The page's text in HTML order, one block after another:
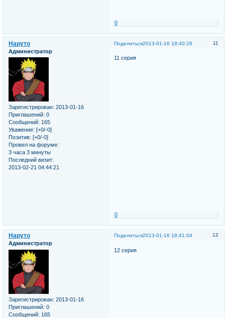
0
Поделиться 11
2013-01-16 18:40:28
Наруто
Администратор
Зарегистрирован: 2013-01-16
Приглашений: 0
Сообщений: 165
Уважение: [+0/-0]
Позитив: [+0/-0]
Провел на форуме:
3 часа 3 минуты
Последний визит:
2013-02-21 04:44:21
11 серия
0
Поделиться 12
2013-01-16 18:41:04
Наруто
Администратор
Зарегистрирован: 2013-01-16
Приглашений: 0
Сообщений: 165
12 серия